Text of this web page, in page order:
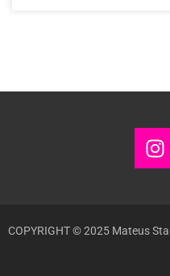
COPYRIGHT © 2025 Mateus